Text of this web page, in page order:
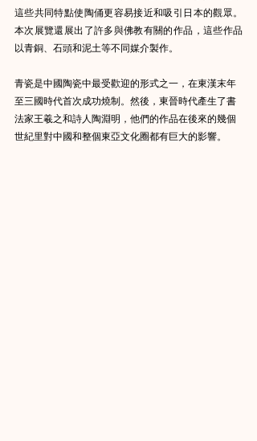
這些共同特點使陶俑更容易接近和吸引日本的觀眾。
本次展覽還展出了許多與佛教有關的作品，這些作品
以青銅、石頭和泥土等不同媒介製作。
青瓷是中國陶瓷中最受歡迎的形式之一，在東漢末年
至三國時代首次成功燒制。然後，東晉時代產生了書
法家王羲之和詩人陶淵明，他們的作品在後來的幾個
世紀里對中國和整個東亞文化圈都有巨大的影響。